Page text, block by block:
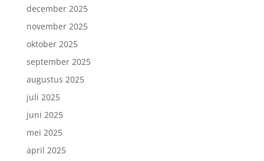
december 2025
november 2025
oktober 2025
september 2025
augustus 2025
juli 2025
juni 2025
mei 2025
april 2025